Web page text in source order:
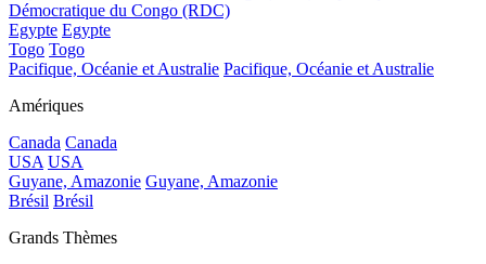
Démocratique du Congo (RDC)
Egypte Egypte
Togo Togo
Pacifique, Océanie et Australie Pacifique, Océanie et Australie
Amériques
Canada Canada
USA USA
Guyane, Amazonie Guyane, Amazonie
Brésil Brésil
Grands Thèmes